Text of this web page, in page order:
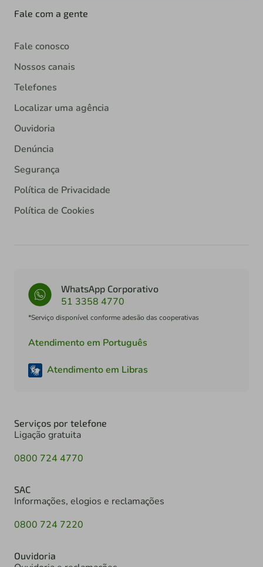
Fale com a gente
Fale conosco
Nossos canais
Telefones
Localizar uma agência
Ouvidoria
Denúncia
Segurança
Política de Privacidade
Política de Cookies
WhatsApp Corporativo
51 3358 4770
*Serviço disponível conforme adesão das cooperativas
Atendimento em Português
Atendimento em Libras
Serviços por telefone
Ligação gratuita
0800 724 4770
SAC
Informações, elogios e reclamações
0800 724 7220
Ouvidoria